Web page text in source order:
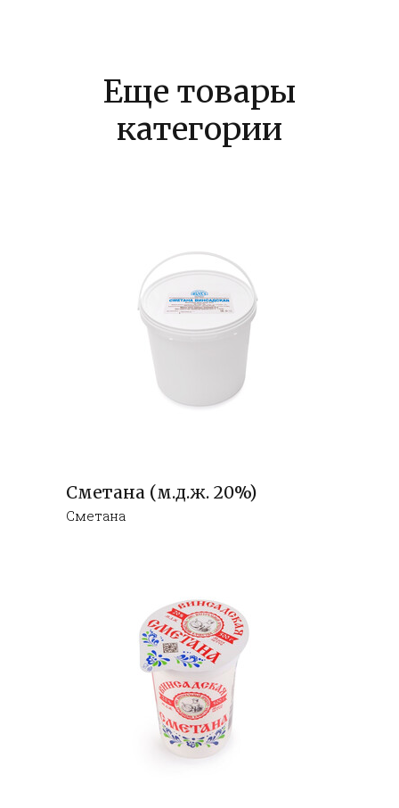
Еще товары
категории
Сметана (м.д.ж. 20%)
Сметана